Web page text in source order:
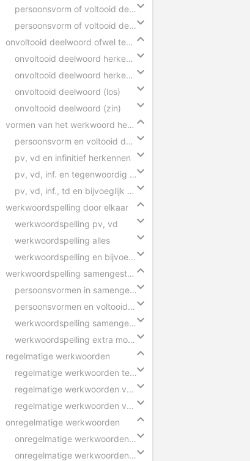
persoonsvorm of voltooid deelwoord
persoonsvorm of voltooid deelwoord slepen
onvoltooid deelwoord ofwel tegenwoordig deelwoord
onvoltooid deelwoord herkennen (zinnen)
onvoltooid deelwoord herkennen (woorden)
onvoltooid deelwoord (los)
onvoltooid deelwoord (zin)
vormen van het werkwoord herkennen
persoonsvorm en voltooid deelwoord herkennen
pv, vd en infinitief herkennen
pv, vd, inf. en tegenwoordig deelwoord herkennen
pv, vd, inf., td en bijvoeglijk naamwoord herkennen
werkwoordspelling door elkaar
werkwoordspelling pv, vd
werkwoordspelling alles
werkwoordspelling en bijvoeglijk naamwoord
werkwoordspelling samengestelde zinnen
persoonsvormen in samengestelde zin
persoonsvormen en voltooid deelwoorden
werkwoordspelling samengestelde zin
werkwoordspelling extra moeilijk
regelmatige werkwoorden
regelmatige werkwoorden tegenwoordige tijd
regelmatige werkwoorden verleden tijd
regelmatige werkwoorden voltooid deelwoord
onregelmatige werkwoorden
onregelmatige werkwoorden verleden tijd - ik
onregelmatige werkwoorden verleden tijd - wij